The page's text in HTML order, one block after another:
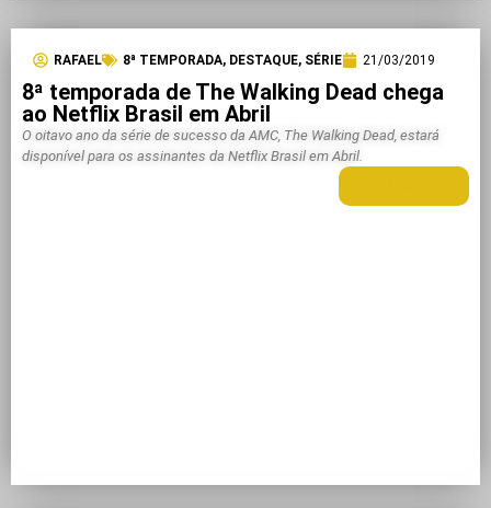
RAFAEL 8ª TEMPORADA, DESTAQUE, SÉRIE 21/03/2019
8ª temporada de The Walking Dead chega
ao Netflix Brasil em Abril
O oitavo ano da série de sucesso da AMC, The Walking Dead, estará
disponível para os assinantes da Netflix Brasil em Abril.